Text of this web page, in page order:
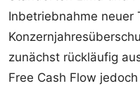
Inbetriebnahme neuer
zunächst rückläufig
Free Cash Flow